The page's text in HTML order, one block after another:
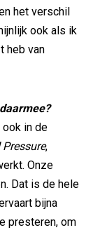
het verschil
ook als ik
heb van
in de
Pressure,
Onze
Dat is de hele
bijna
presteren, om